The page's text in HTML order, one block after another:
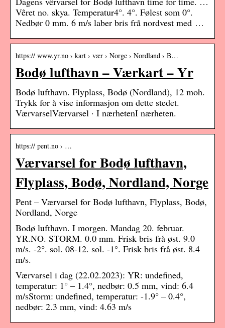
Vêret no. skya. Temperatur4°. 4°. Følest som 0°.
Nedbør 0 mm. 6 m/s laber bris frå nordvest med …
https:// www.yr.no › kart › vær › Norge › Nordland › B…
Bodø lufthavn – Værkart – Yr
Bodø lufthavn. Flyplass, Bodø (Nordland), 12 moh.
Trykk for å vise informasjon om dette stedet.
VærvarselVærvarsel · I nærhetenI nærheten.
https:// pent.no › …
Værvarsel for Bodø lufthavn,
Flyplass, Bodø, Nordland, Norge
Pent – Værvarsel for Bodø lufthavn, Flyplass, Bodø,
Nordland, Norge
Bodø lufthavn. I morgen. Mandag 20. februar.
YR.NO. STORM. 0.0 mm. Frisk bris frå øst. 9.0
m/s. -2°. sol. 08-12. sol. -1°. Frisk bris frå øst. 8.4
m/s.
Værvarsel i dag (22.02.2023): YR: undefined,
temperatur: 1° – 1.4°, nedbør: 0.5 mm, vind: 6.4
m/sStorm: undefined, temperatur: -1.9° – 0.4°,
nedbør: 2.3 mm, vind: 4.63 m/s